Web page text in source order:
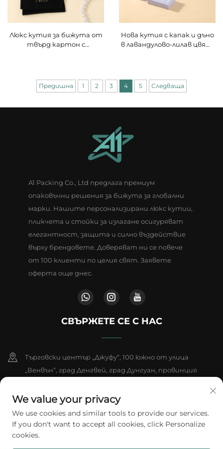
Люкс кутия за бижута от
твърд картон с
панделка за дръжка,
опаковка за огърлици и
Нова кутия с капак и дъно
в лавандулово-лилав цвят,
съхранение на пръстени и
огърлици
Предишна 1 2 3 4 5 Следваща
A1 Packing Co., Ltd предлага премиум
опаковъчни решения за бижута за глобални
марки. Нашите персонализирани люкс кутии,
пликчета и стойки за излагане осигуряват
елегантност, защита и силно въздействие
върху брендовете. Доверяват ни се повече
от 100 клиенти по целия свят. Заявете
оферта още днес.
СВЪРЖЕТЕ СЕ С НАС
Търговски център „Джуфу“, 100 южно от улица
„Венвън“, град Денгвей, град Дунгуан, провинция
+86-18802602550
[email protected]
We value your privacy
We use cookies and similar tools to provide our services.
If you don't want to accept all cookies, click Personalize
cookies.